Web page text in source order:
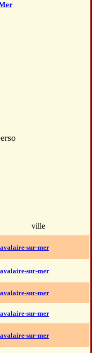
ville
sur-mer
sur-mer
sur-mer
sur-mer
sur-mer